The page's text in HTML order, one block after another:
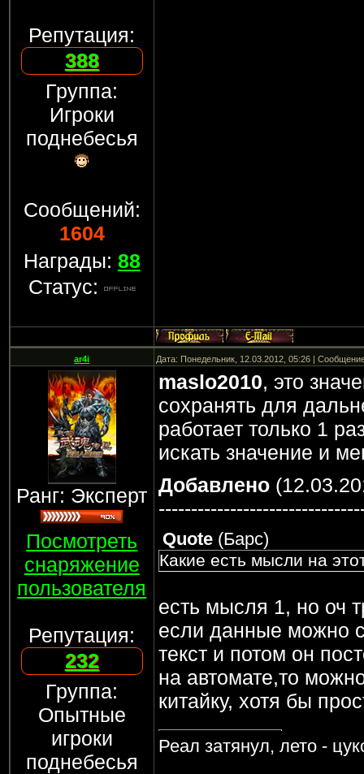
Репутация:
388
Группа:
Игроки
поднебесья
Сообщений:
1604
Награды: 88
Статус:
ar4i Дата: Понедельник, 12.03.2012, 05:26 |
Ранг: Эксперт
Посмотреть
снаряжение
пользователя
Репутация:
232
Группа:
Опытные
игроки
поднебесья
maslo2010, это
сохранять для
работает только 1
искать значение и
Добавлено
Quote(Барс)
Какие есть мысли на
есть мысля 1, но оч
если данные можно
текст и потом он
на автомате,то
китайку, хотя бы
Реал затянул, лето -